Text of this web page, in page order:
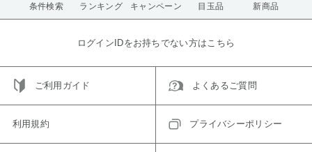
条件検索 ランキング キャンペーン 目玉品 新商品
ログインIDをお持ちでない方はこちら
ご利用ガイド よくあるご質問
利用規約 プライバシーポリシー